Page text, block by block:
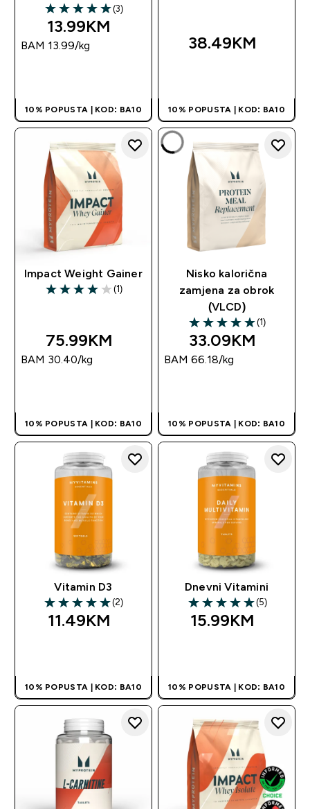
5 out of 5 stars
(3)
13.99KM‎
BAM 13.99‎/kg
10% POPUSTA | KOD: BA10
38.49KM‎
10% POPUSTA | KOD: BA10
Impact Weight Gainer
4 out of 5 stars
(1)
75.99KM‎
BAM 30.40‎/kg
10% POPUSTA | KOD: BA10
Nisko kalorična
zamjena za obrok
(VLCD)
5 out of 5 stars
(1)
33.09KM‎
BAM 66.18‎/kg
10% POPUSTA | KOD: BA10
Vitamin D3
5 out of 5 stars
(2)
11.49KM‎
10% POPUSTA | KOD: BA10
Dnevni Vitamini
5 out of 5 stars
(5)
15.99KM‎
10% POPUSTA | KOD: BA10